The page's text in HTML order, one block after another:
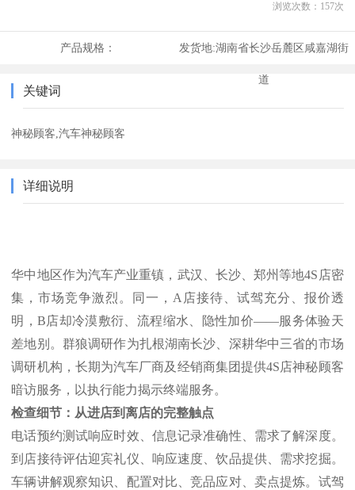
浏览次数： 157次
产品规格： 发货地:湖南省长沙岳麓区咸嘉湖街
道
关键词
神秘顾客,汽车神秘顾客
详细说明
华中地区作为汽车产业重镇，武汉、长沙、郑州等地4S店密
集，市场竞争激烈。同一，A店接待、试驾充分、报价透
明，B店却冷漠敷衍、流程缩水、隐性加价——服务体验天
差地别。群狼调研作为扎根湖南长沙、深耕华中三省的市场
调研机构，长期为汽车厂商及经销商集团提供4S店神秘顾客
暗访服务，以执行能力揭示终端服务。
检查细节：从进店到离店的完整触点
电话预约测试响应时效、信息记录准确性、需求了解深度。
到店接待评估迎宾礼仪、响应速度、饮品提供、需求挖掘。
车辆讲解观察知识、配置对比、竞品应对、卖点提炼。试驾